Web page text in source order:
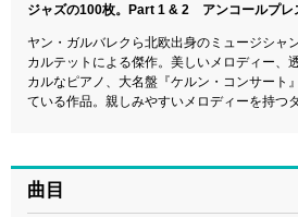
ジャズの100枚。Part 1 & 2 アンコールプレ
ヤン・ガルバレクら北欧出身のミュージシャ
カルテットによる傑作。美しいメロディー、
カルなピアノ、大名盤『ケルン・コンサート
ている作品。親しみやすいメロディーを持つ
曲目